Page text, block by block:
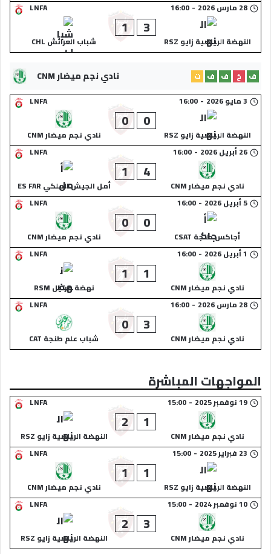
LNFA
28 مارس 2026 -
16:00
النهضة الرياضية زايو RSZ
3
1
شباب العرائش CHL
نادي نجم ميضار CNM ف خ ف ف ت
LNFA
3 مايو 2026 -
16:00
النهضة الرياضية زايو RSZ
0
0
نادي نجم ميضار CNM
LNFA
26 أبريل 2026 -
16:00
نادي نجم ميضار CNM
4
1
أمل الجيش الملكي ES FAR
LNFA
5 أبريل 2026 -
16:00
أجاكس طنجة CSAT
0
0
نادي نجم ميضار CNM
LNFA
1 أبريل 2026 -
16:00
نادي نجم ميضار CNM
1
1
نهضة مرتيل RSM
LNFA
28 مارس 2026 -
16:00
نادي نجم ميضار CNM
3
0
شباب علم طنجة CAT
المواجهات المباشرة
LNFA 19 نوفمبر 2025 -
15:00
نادي نجم ميضار CNM
1
2
النهضة الرياضية زايو RSZ
LNFA
23 فبراير 2025 -
15:00
النهضة الرياضية زايو RSZ
1
1
نادي نجم ميضار CNM
LNFA
10 نوفمبر 2024 -
15:00
نادي نجم ميضار CNM
3
2
النهضة الرياضية زايو RSZ